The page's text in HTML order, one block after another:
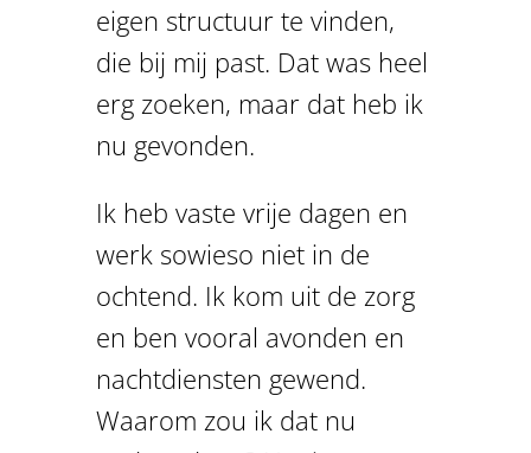
eigen structuur te vinden,
die bij mij past. Dat was heel
erg zoeken, maar dat heb ik
nu gevonden.
Ik heb vaste vrije dagen en
werk sowieso niet in de
ochtend. Ik kom uit de zorg
en ben vooral avonden en
nachtdiensten gewend.
Waarom zou ik dat nu